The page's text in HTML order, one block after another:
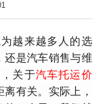
越来越多人的选
是汽车销售与维
关于汽车托运价
有关。实际上，